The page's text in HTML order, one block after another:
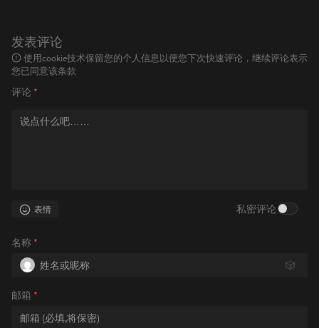
发表评论
使用cookie技术保留您的个人信息以便您下次快速评论，继续评论表示
您已同意该条款
评论 *
表情 私密评论
名称 *
🎲
邮箱 *